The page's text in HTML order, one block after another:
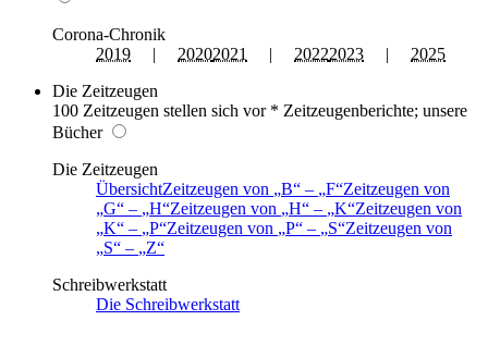
Corona-Chronik
2019 | 20202021 | 20222023 | 2025
Die Zeitzeugen
100 Zeitzeugen stellen sich vor * Zeitzeugenberichte; unsere
Bücher
Die Zeitzeugen
ÜbersichtZeitzeugen von B – F Zeitzeugen von
G
– H Zeitzeugen von H – K Zeitzeugen von
K
– P Zeitzeugen von P – S Zeitzeugen von
S
–
Z
Schreibwerkstatt
Die Schreibwerkstatt